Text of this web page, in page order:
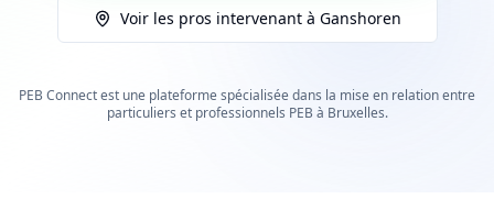
Voir les pros intervenant à Ganshoren
PEB Connect est une plateforme spécialisée dans la mise en relation entre
particuliers et professionnels PEB à Bruxelles.